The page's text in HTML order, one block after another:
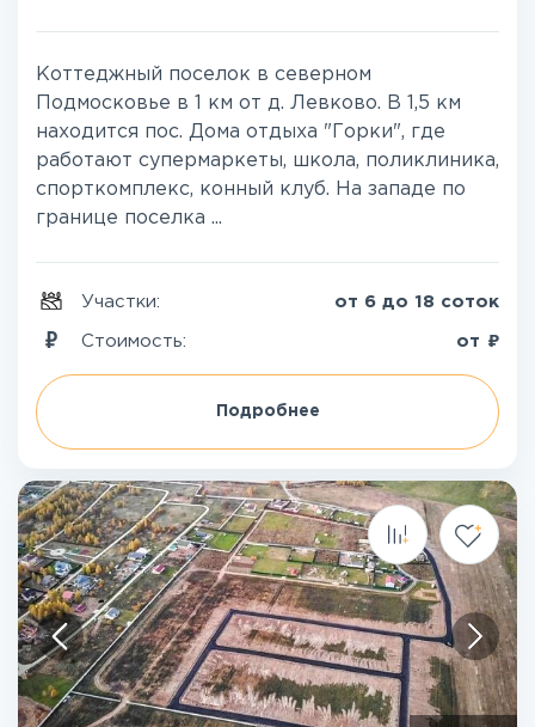
Коттеджный поселок в северном
Подмосковье в 1 км от д. Левково. В 1,5 км
находится пос. Дома отдыха "Горки", где
работают супермаркеты, школа, поликлиника,
спорткомплекс, конный клуб. На западе по
границе поселка ...
Участки: от 6 до 18 соток
Стоимость: от ₽
Подробнее